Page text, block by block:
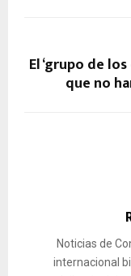
El ‘grupo de
que no
Noticias de
internacional